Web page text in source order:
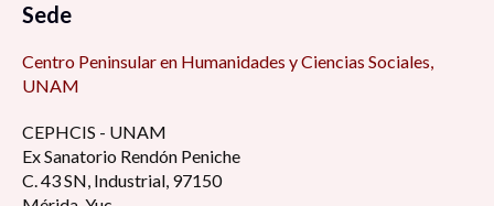
Sede
Centro Peninsular en Humanidades y Ciencias Sociales,
UNAM
CEPHCIS - UNAM
Ex Sanatorio Rendón Peniche
C. 43 SN, Industrial, 97150